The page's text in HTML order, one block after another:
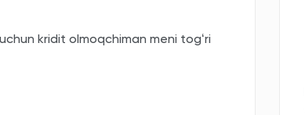
kridit olmoqchiman meni togʻri